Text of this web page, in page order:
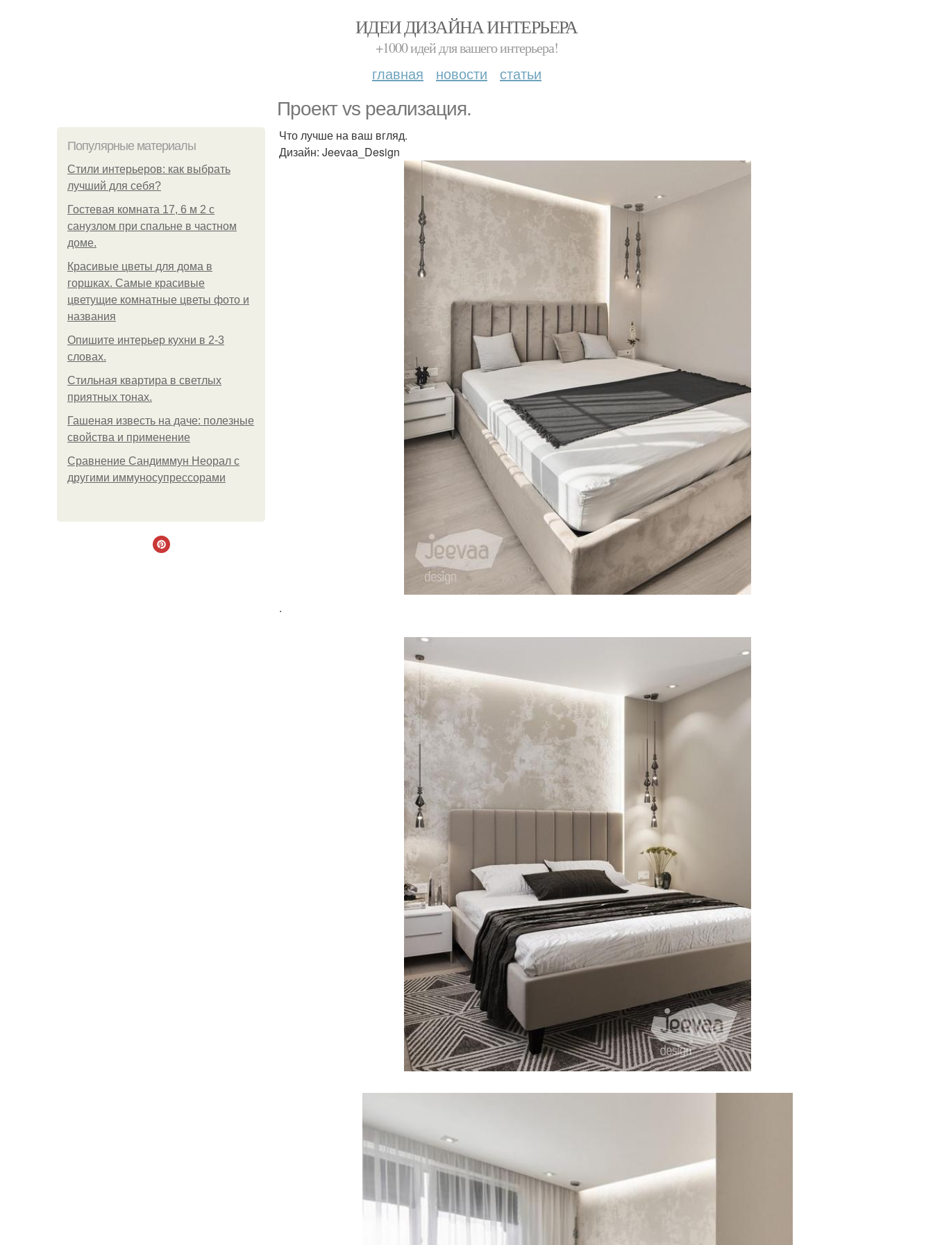
ИДЕИ ДИЗАЙНА ИНТЕРЬЕРА
+1000 идей для вашего интерьера!
главная новости статьи
Проект vs реализация.
Популярные материалы
Стили интерьеров: как выбрать
лучший для себя?
Гостевая комната 17, 6 м 2 с
санузлом при спальне в частном
доме.
Красивые цветы для дома в
горшках. Самые красивые
цветущие комнатные цветы фото и
названия
Опишите интерьер кухни в 2-3
словах.
Стильная квартира в светлых
приятных тонах.
Гашеная известь на даче: полезные
свойства и применение
Сравнение Сандиммун Неорал с
другими иммуносупрессорами
Что лучше на ваш вгляд.
Дизайн: Jeevaa_Design
.